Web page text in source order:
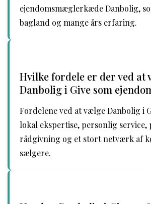
ejendomsmæglerkæde Danbolig,
bagland og mange års erfaring.
Hvilke fordele er der ved at
Danbolig i Give som
Fordelene ved at vælge Danbolig i
lokal ekspertise, personlig service,
rådgivning og et stort netværk af
sælgere.